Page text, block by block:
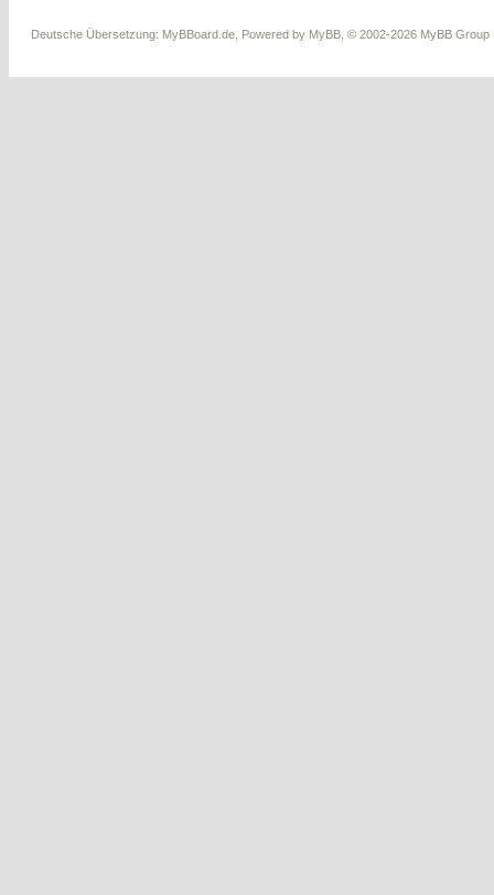
Deutsche Übersetzung: MyBBoard.de , Powered by MyBB , © 2002-2026 MyBB Group